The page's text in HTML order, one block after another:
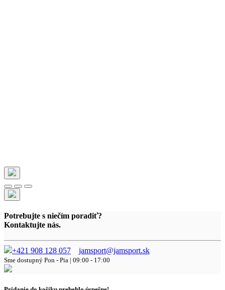
Potrebujte s niečím poradiť?
Kontaktujte nás.
+421 908 128 057 jamsport@jamsport.sk
Sme dostupný Pon - Pia | 09:00 - 17:00